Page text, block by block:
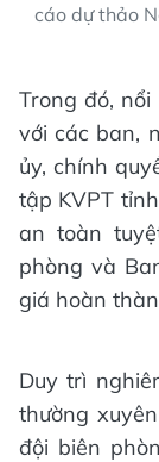
cáo dự thảo
Trong đó,
với các ban,
ủy, chính
tập KVPT
an toàn
phòng và
giá hoàn
Duy trì
thường
đội biên